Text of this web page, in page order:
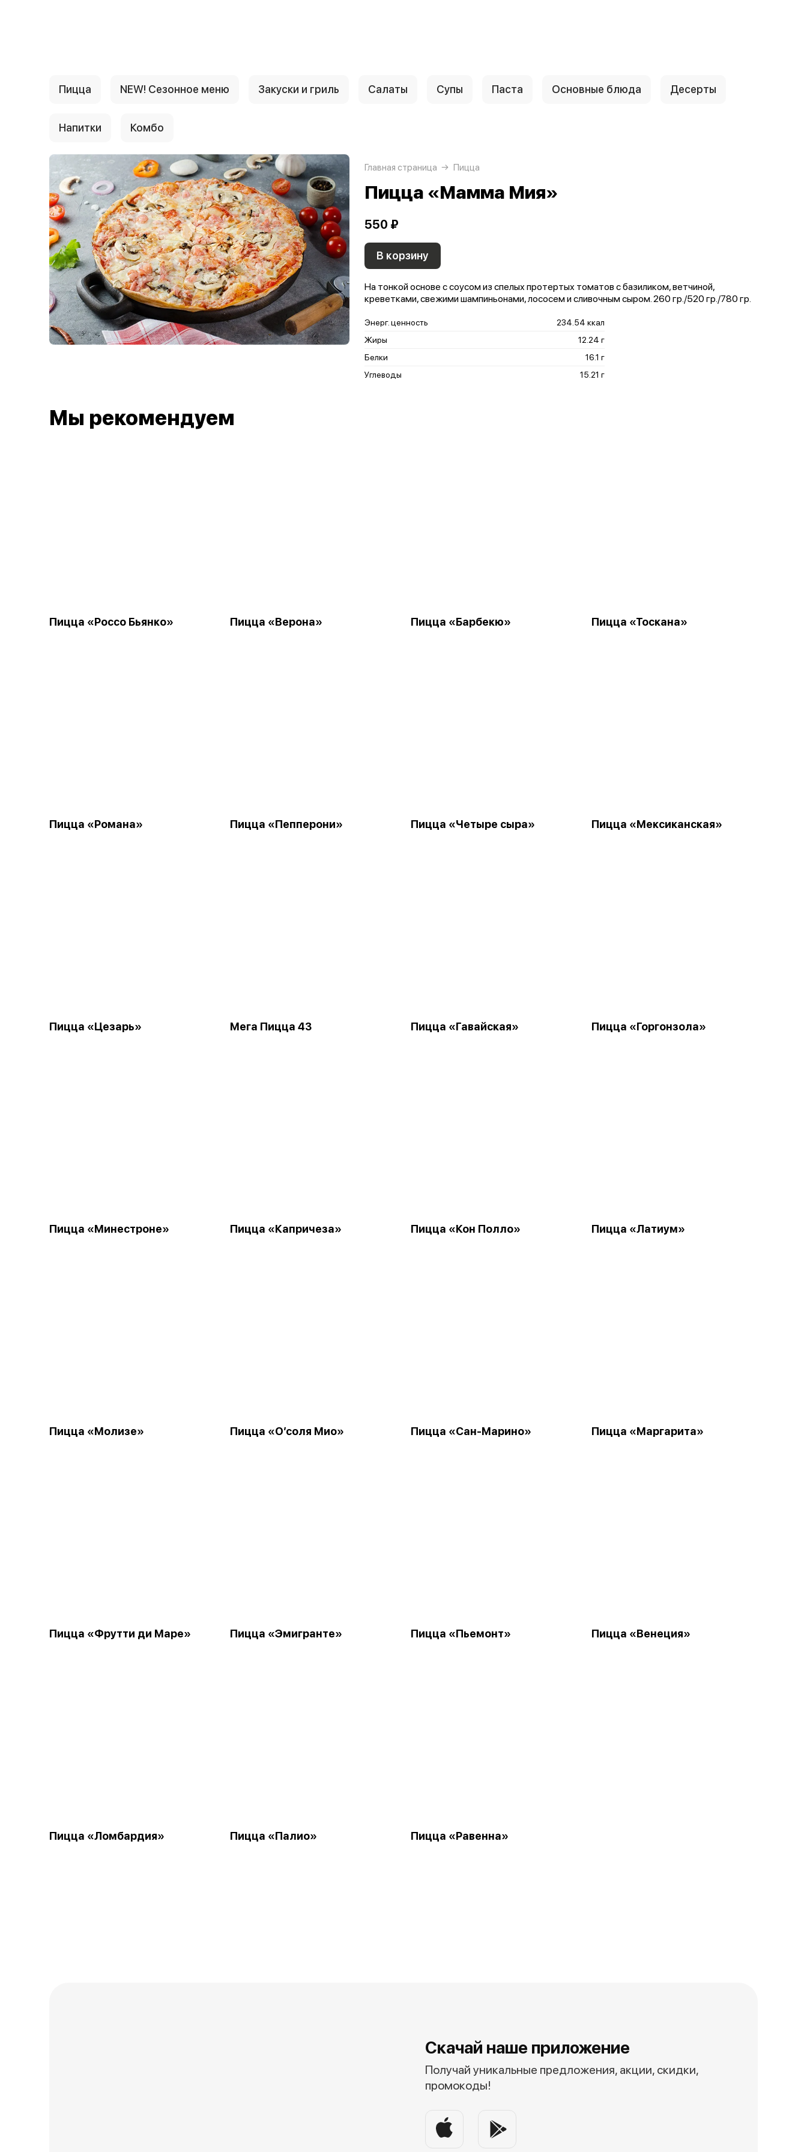
Пицца NEW! Сезонное меню Закуски и гриль Салаты Супы Паста Основные блюда Десерты
Напитки Комбо
Главная страница Пицца
Пицца «Мамма Мия»
550 ₽
В корзину
На тонкой основе с соусом из спелых протертых томатов с базиликом, ветчиной,
креветками, свежими шампиньонами, лососем и сливочным сыром. 260 гр./520 гр./780 гр.
Энерг. ценность
234.54 ккал
Жиры
12.24 г
Белки
16.1 г
Углеводы
15.21 г
Мы рекомендуем
Пицца «Россо Бьянко» Пицца «Верона» Пицца «Барбекю» Пицца «Тоскана»
Пицца «Романа» Пицца «Пепперони» Пицца «Четыре сыра» Пицца «Мексиканская»
Пицца «Цезарь» Мега Пицца 43 Пицца «Гавайская» Пицца «Горгонзола»
Пицца «Минестроне» Пицца «Капричеза» Пицца «Кон Полло» Пицца «Латиум»
Пицца «Молизе» Пицца «О’соля Мио» Пицца «Сан-Марино» Пицца «Маргарита»
Пицца «Фрутти ди Маре» Пицца «Эмигранте» Пицца «Пьемонт» Пицца «Венеция»
Пицца «Ломбардия» Пицца «Палио» Пицца «Равенна»
Скачай наше приложение
Получай уникальные предложения, акции, скидки,
промокоды!